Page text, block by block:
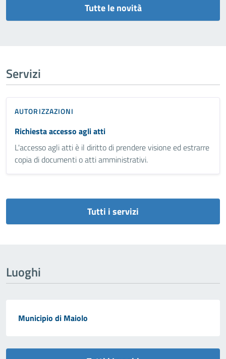
Tutte le novità
Servizi
AUTORIZZAZIONI
Richiesta accesso agli atti
L'accesso agli atti è il diritto di prendere visione ed estrarre
copia di documenti o atti amministrativi.
Tutti i servizi
Luoghi
Municipio di Maiolo